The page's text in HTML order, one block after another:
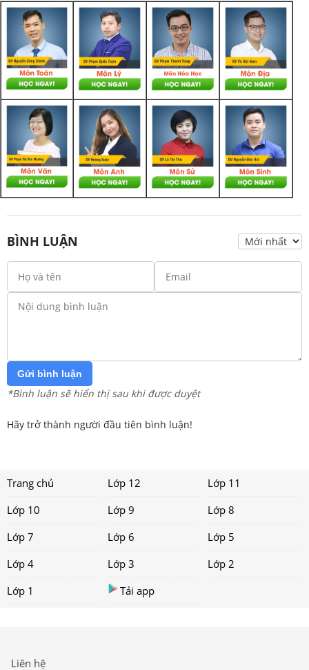
BÌNH LUẬN
Gửi bình luận
*Bình luận sẽ hiển thị sau khi được duyệt
Hãy trở thành người đầu tiên bình luận!
Trang chủ Lớp 12
Lớp 11
Lớp 10
Lớp 9
Lớp 8
Lớp 7
Lớp 6
Lớp 5
Lớp 4
Lớp 3
Lớp 2
Lớp 1
Tải app
Liên hệ